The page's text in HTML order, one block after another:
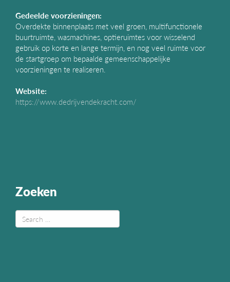
Gedeelde voorzieningen:
Overdekte binnenplaats met veel groen, multifunctionele
buurtruimte, wasmachines, optieruimtes voor wisselend
gebruik op korte en lange termijn, en nog veel ruimte voor
de startgroep om bepaalde gemeenschappelijke
voorzieningen te realiseren.
Website:
https://www.dedrijvendekracht.com/
Zoeken